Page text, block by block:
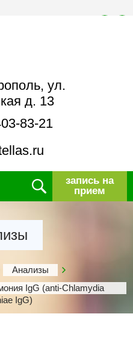
ул.
д. 13
83-21
запись на
прием
Анализы
IgG (anti-Chlamydia
IgG)